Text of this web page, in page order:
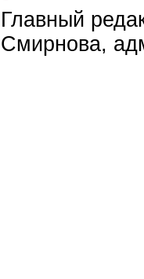
Главный
Смирнова,